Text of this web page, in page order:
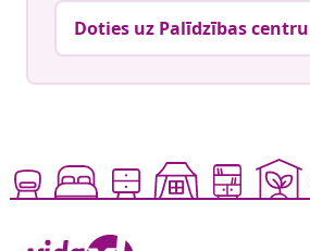
Doties uz Palīdzības centru